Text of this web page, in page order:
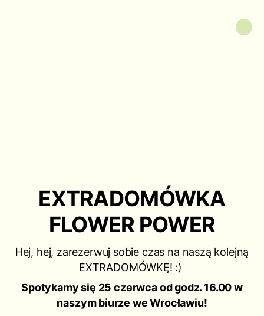
EXTRADOMÓWKA
FLOWER POWER
Hej, hej, zarezerwuj sobie czas na naszą kolejną
EXTRADOMÓWKĘ! :)
Spotykamy się 25 czerwca od godz. 16.00 w
naszym biurze we Wrocławiu!